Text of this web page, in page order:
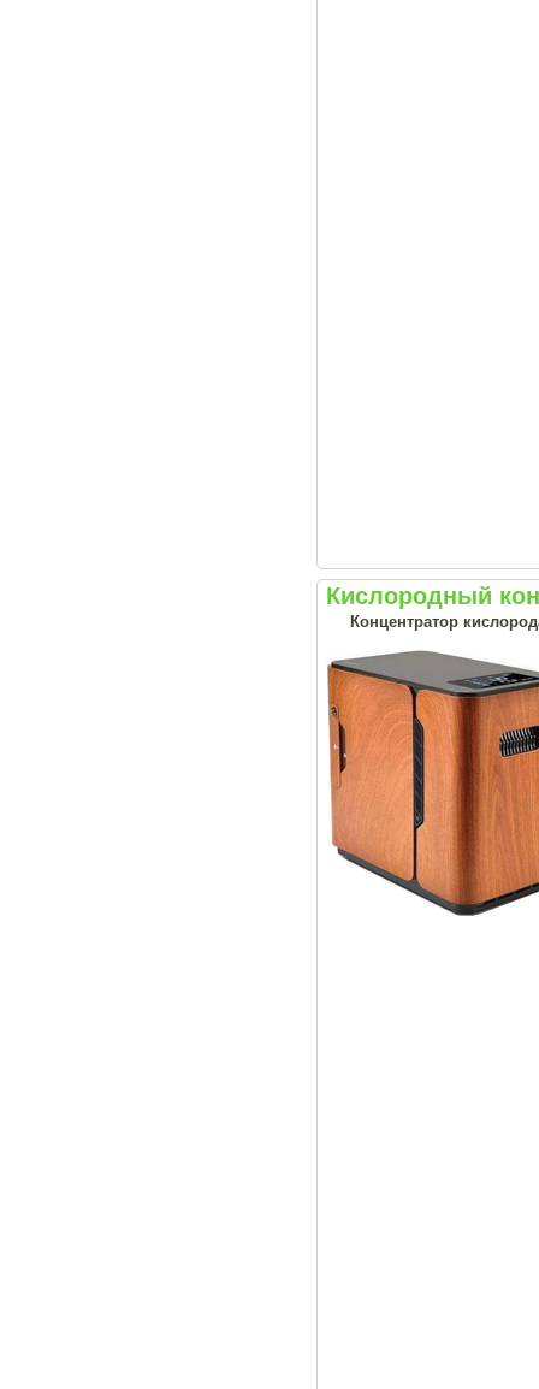
Кислородный
Концентратор